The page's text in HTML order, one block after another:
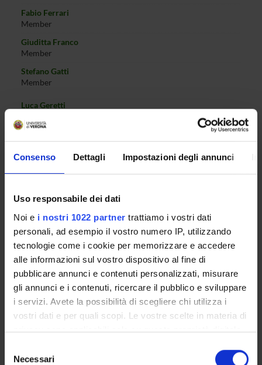
Consenso Dettagli Impostazioni degli annunci
Uso responsabile dei dati
Noi e i nostri 1022 partner trattiamo i vostri dati
personali, ad esempio il vostro numero IP, utilizzando
tecnologie come i cookie per memorizzare e accedere
alle informazioni sul vostro dispositivo al fine di
pubblicare annunci e contenuti personalizzati, misurare
gli annunci e i contenuti, ricercare il pubblico e sviluppare
i servizi. Avete la possibilità di scegliere chi utilizza i
vostri dati e per quali scopi. Le vostre scelte in materia di
privacy sono applicabili solo su questa proprietà digitale
modificare o revocare il proprio consenso in qualsiasi
delNecessari
Fabio Ferrari
Member
Giuditta Franco
Member
Stefano Gatti
Member
Luca Geretti
Member
Member
Rosanna Davison Laking
Member
Carlo Laudanna
Member
Member
Member